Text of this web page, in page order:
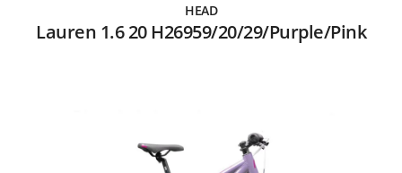
HEAD
Lauren 1.6 20 H26959/20/29/Purple/Pink